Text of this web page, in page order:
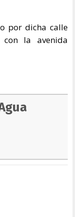
por dicha calle
con la avenida